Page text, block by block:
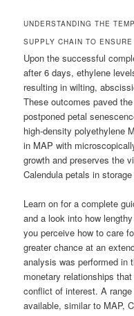
UNDERSTANDING THE
SUPPLY CHAIN TO
Upon the successful
after 6 days, ethylene
resulting in wilting,
These outcomes paved
postponed petal
high-density polyethylene
in MAP with
growth and preserves the
Calendula petals in
Learn on for a complete
and a look into how
you perceive how to care
greater chance at an
analysis was performed in
monetary relationships
conflict of interest. A
available, similar to MAP,